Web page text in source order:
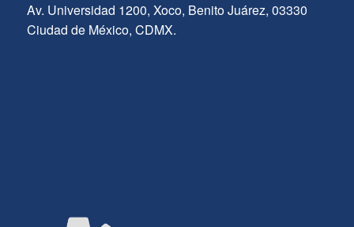
Av. Universidad 1200, Xoco, Benito Juárez, 03330
Ciudad de México, CDMX.